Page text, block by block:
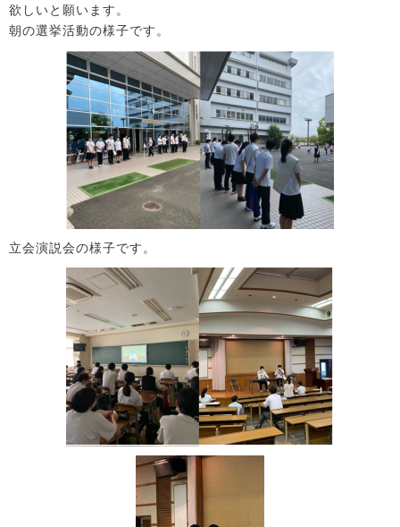
欲しいと願います。
朝の選挙活動の様子です。
立会演説会の様子です。